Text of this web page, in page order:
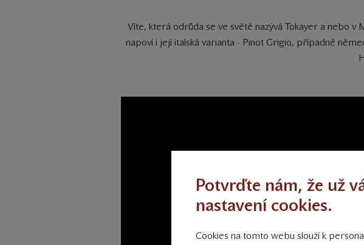
Víte, která odrůda se ve světě nazývá Tokayer a nebo v
napoví i její italská varianta - Pinot Grigio, případně
Potvrďte nám, že už
nastavení cookies.
Cookies na tomto webu slouží k